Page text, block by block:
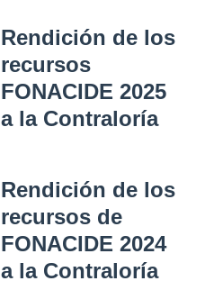
2025-05-16 08:06
Rendición de los recursos
ROYALTIES 2025 a la
Contraloría General de la
República
Rendición de los
recursos
FONACIDE 2025
a la Contraloría
2025-04-16 08:11
Rendición de los recursos
ROYALTIES 2025 a la
Contraloría General de la
República
Rendición de los
recursos de
FONACIDE 2024
a la Contraloría